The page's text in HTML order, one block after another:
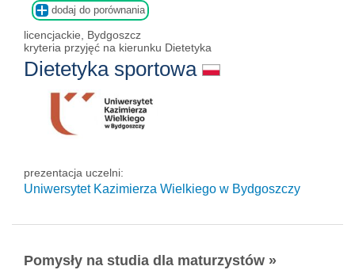
dodaj do porównania
licencjackie, Bydgoszcz
kryteria przyjęć na kierunku Dietetyka
Dietetyka sportowa
prezentacja uczelni:
Uniwersytet Kazimierza Wielkiego w Bydgoszczy
Pomysły na studia dla maturzystów »